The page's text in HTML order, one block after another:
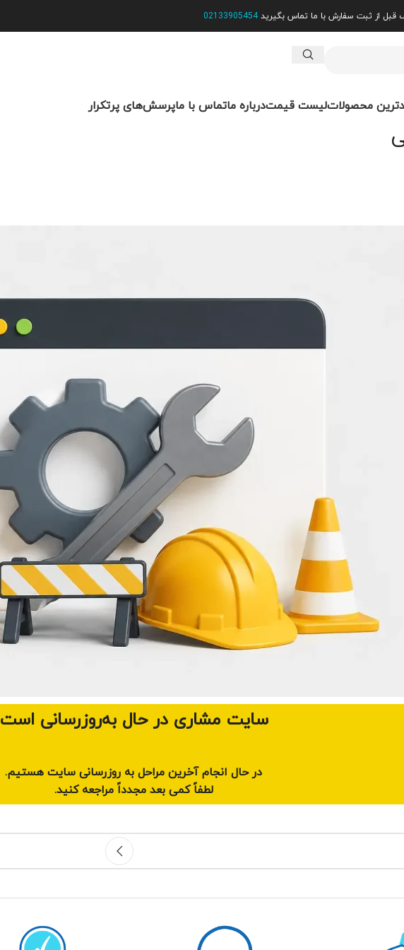
قبل از ثبت سفارش با ما تماس بگیرید02133905454
محصولاتلیست قیمتدرباره ماتماس با ماپرسش‌های پرتکرار
سایت مشاری در حال به‌روزرسانی است
در حال انجام آخرین مراحل به روزرسانی سایت هستیم.
لطفاً کمی بعد مجدداً مراجعه کنید.